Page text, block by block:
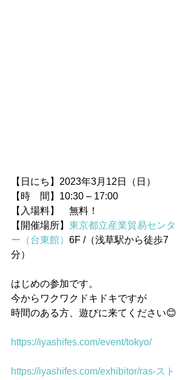
【日にち】2023年3月12日（日）
【時　間】10:30 – 17:00
【入場料】　無料！
【開催場所】 東京都立産業貿易センタ
ー（台東館） 6F /（浅草駅から徒歩7
分）
はじめの参加です。
今からワクワクドキドキですが
時間のある方、遊びに来てください😊
https://iyashifes.com/event/tokyo/
https://iyashifes.com/exhibitor/ras-スト